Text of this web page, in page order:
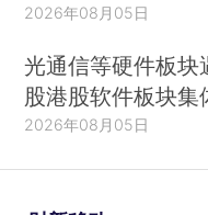
2026年08月05日
光通信等硬件板块
股港股软件板块集
2026年08月05日